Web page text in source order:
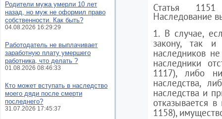
Статья
Наследование
1. В случае,
закону, так
наследников
наследники
1117), либо
наследства,
наследства и
отказывается в
1158),
Родители мужа умерли 10 лет
назад, но муж не оформил право
собственности. Как быть?
04.08.2026 16:29:29
Работодатель не выплачивает
заработную плату умершего
работника, что делать ?
01.08.2026 08:46:33
Кто может вступать в наследство
моего дяди после смерти
последнего?
31.07.2026 17:45:37